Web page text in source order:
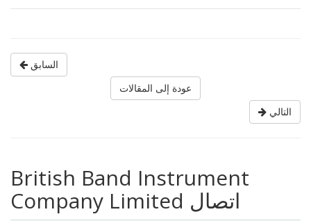
السابق
عودة إلى المقالات
التالي
British Band Instrument
Company Limited اتصال